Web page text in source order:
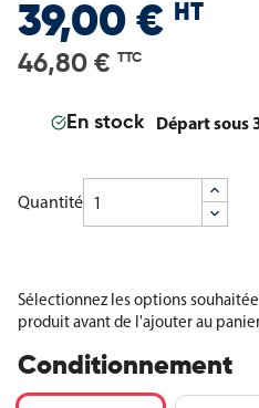
39,00 € HT
46,80 € TTC
En stock Départ sous
Quantité
Sélectionnez les options
produit avant de l'ajouter au
Conditionnement